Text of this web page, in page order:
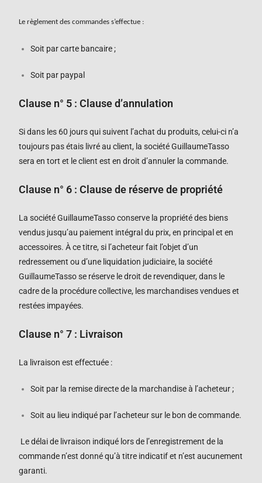
Le règlement des commandes s’effectue :
Soit par carte bancaire ;
Soit par paypal
Clause n° 5 :Clause d’annulation
Si dans les 60 jours qui suivent l’achat du produits, celui-ci n’a
toujours pas étais livré au client, la sociétéGuillaumeTasso
sera en tort et le client est en droit d’annuler la commande.
Clause n° 6 : Clause de réserve de propriété
La sociétéGuillaumeTassoconserve la propriété des biens
vendus jusqu’au paiement intégral du prix, en principal et en
accessoires. À ce titre, si l’acheteur fait l’objet d’un
redressement ou d’une liquidation judiciaire, la société
GuillaumeTassose réserve le droit de revendiquer, dans le
cadre de la procédure collective, les marchandises vendues et
restées impayées.
Clause n°7 : Livraison
La livraison est effectuée :
Soit par la remise directe de la marchandise à l’acheteur ;
Soit au lieu indiqué par l’acheteur sur le bon de commande.
Le délai de livraison indiqué lors de l’enregistrement de la
commande n’est donné qu’à titre indicatif et n’est aucunement
garanti.